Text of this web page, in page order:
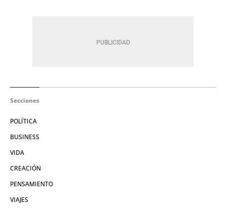
Secciones
POLÍTICA
BUSINESS
VIDA
CREACIÓN
PENSAMIENTO
VIAJES